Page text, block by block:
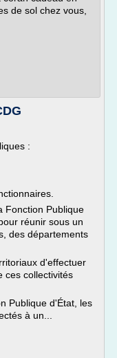
de sol chez vous,
:
Fonction Publique
réunir sous un
des départements
d'effectuer
ces collectivités
Publique d'État, les
à un...